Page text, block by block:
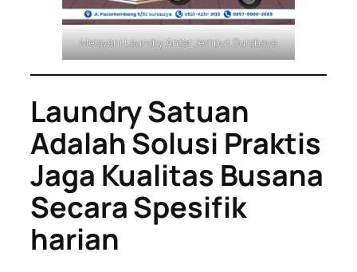
Melayani Laundry Antar Jemput Surabaya
Laundry Satuan
Adalah Solusi Praktis
Jaga Kualitas Busana
Secara Spesifik
harian